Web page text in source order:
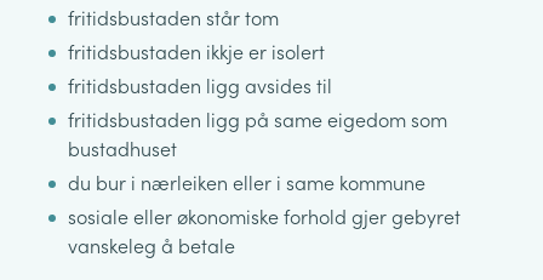
fritidsbustaden står tom
fritidsbustaden ikkje er isolert
fritidsbustaden ligg avsides til
fritidsbustaden ligg på same eigedom som
bustadhuset
du bur i nærleiken eller i same kommune
sosiale eller økonomiske forhold gjer gebyret
vanskeleg å betale